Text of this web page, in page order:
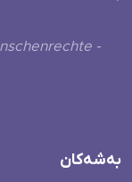
-
بەشەکان